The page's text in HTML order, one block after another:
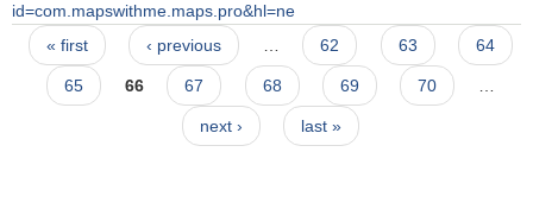
id=com.mapswithme.maps.pro&hl=ne
Pages
« first ‹ previous … 62 63 64
65 66 67 68 69 70 …
next › last »